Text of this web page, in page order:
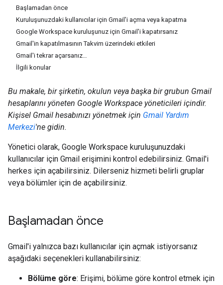
Başlamadan önce
Kuruluşunuzdaki kullanıcılar için Gmail'i açma veya kapatma
Google Workspace kuruluşunuz için Gmail'i kapatırsanız
Gmail'in kapatılmasının Takvim üzerindeki etkileri
Gmail'i tekrar açarsanız…
İlgili konular
Bu makale, bir şirketin, okulun veya başka bir grubun Gmail
hesaplarını yöneten Google Workspace yöneticileri içindir.
Kişisel Gmail hesabınızı yönetmek için Gmail Yardım
Merkezi'ne gidin.
Yönetici olarak, Google Workspace kuruluşunuzdaki
kullanıcılar için Gmail erişimini kontrol edebilirsiniz. Gmail'i
herkes için açabilirsiniz. Dilerseniz hizmeti belirli gruplar
veya bölümler için de açabilirsiniz.
Başlamadan önce
Gmail'i yalnızca bazı kullanıcılar için açmak istiyorsanız
aşağıdaki seçenekleri kullanabilirsiniz:
Bölüme göre: Erişimi, bölüme göre kontrol etmek için